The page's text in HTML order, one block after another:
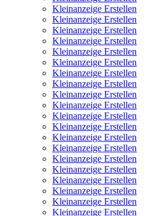
Kleinanzeige Erstellen
Kleinanzeige Erstellen
Kleinanzeige Erstellen
Kleinanzeige Erstellen
Kleinanzeige Erstellen
Kleinanzeige Erstellen
Kleinanzeige Erstellen
Kleinanzeige Erstellen
Kleinanzeige Erstellen
Kleinanzeige Erstellen
Kleinanzeige Erstellen
Kleinanzeige Erstellen
Kleinanzeige Erstellen
Kleinanzeige Erstellen
Kleinanzeige Erstellen
Kleinanzeige Erstellen
Kleinanzeige Erstellen
Kleinanzeige Erstellen
Kleinanzeige Erstellen
Kleinanzeige Erstellen